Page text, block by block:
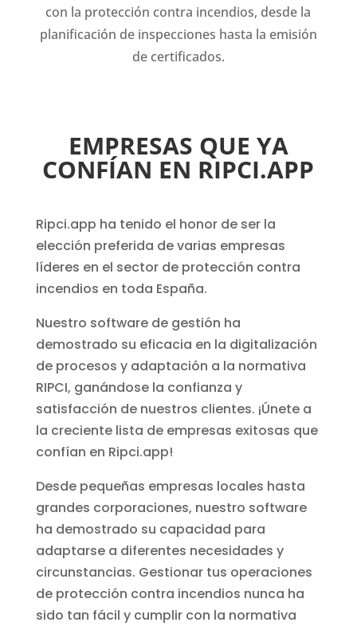
con la protección contra incendios, desde la
planificación de inspecciones hasta la emisión
de certificados.
EMPRESAS QUE YA
CONFÍAN EN RIPCI.APP
Ripci.app ha tenido el honor de ser la
elección preferida de varias empresas
líderes en el sector de protección contra
incendios en toda España.
Nuestro software de gestión ha
demostrado su eficacia en la digitalización
de procesos y adaptación a la normativa
RIPCI, ganándose la confianza y
satisfacción de nuestros clientes. ¡Únete a
la creciente lista de empresas exitosas que
confían en Ripci.app!
Desde pequeñas empresas locales hasta
grandes corporaciones, nuestro software
ha demostrado su capacidad para
adaptarse a diferentes necesidades y
circunstancias. Gestionar tus operaciones
de protección contra incendios nunca ha
sido tan fácil y cumplir con la normativa